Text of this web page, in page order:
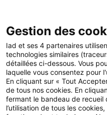
Contact
Si vous
Gestion des
Iad et ses 4 partenaires
technologies similaires
détaillées ci-dessous. Vous
laquelle vous consentez pour
En cliquant sur « Tout
de tous nos cookies. En
fermant le bandeau de recueil
l’utilisation de tous les